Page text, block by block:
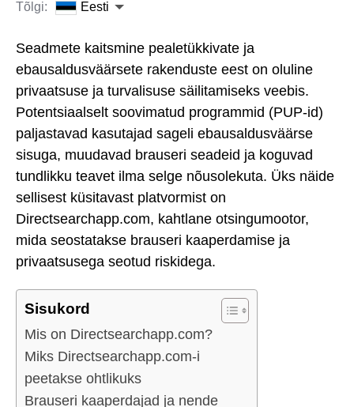
Tõlgi:
Eesti
Seadmete kaitsmine pealetükkivate ja
ebausaldusväärsete rakenduste eest on oluline
privaatsuse ja turvalisuse säilitamiseks veebis.
Potentsiaalselt soovimatud programmid (PUP-id)
paljastavad kasutajad sageli ebausaldusväärse
sisuga, muudavad brauseri seadeid ja koguvad
tundlikku teavet ilma selge nõusolekuta. Üks näide
sellisest küsitavast platvormist on
Directsearchapp.com, kahtlane otsingumootor,
mida seostatakse brauseri kaaperdamise ja
privaatsusega seotud riskidega.
Sisukord
Mis on Directsearchapp.com?
Miks Directsearchapp.com-i
peetakse ohtlikuks
Brauseri kaaperdajad ja nende